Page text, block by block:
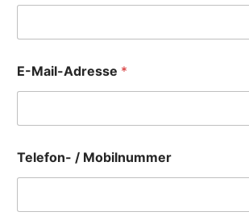
E-Mail-Adresse *
a
c
r
Telefon- / Mobilnummer